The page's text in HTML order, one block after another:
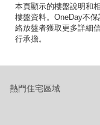
本頁顯示的樓盤說明和
樓盤資料。OneDay不
絡放盤者獲取更多詳細
行承擔。
熱門住宅區域